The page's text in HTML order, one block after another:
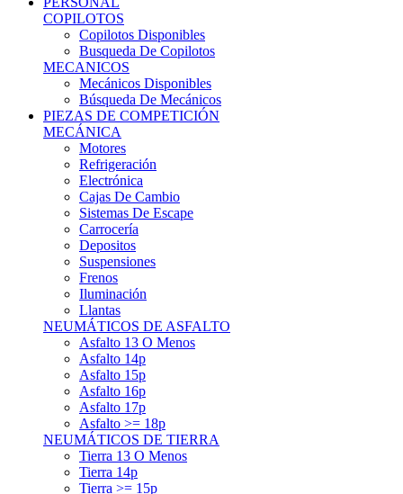
COPILOTOS
Copilotos Disponibles
Busqueda De Copilotos
MECANICOS
Mecánicos Disponibles
Búsqueda De Mecánicos
PIEZAS DE COMPETICIÓN
MECÁNICA
Motores
Refrigeración
Electrónica
Cajas De Cambio
Sistemas De Escape
Carrocería
Depositos
Suspensiones
Frenos
Iluminación
Llantas
NEUMÁTICOS DE ASFALTO
Asfalto 13 O Menos
Asfalto 14p
Asfalto 15p
Asfalto 16p
Asfalto 17p
Asfalto >= 18p
NEUMÁTICOS DE TIERRA
Tierra 13 O Menos
Tierra 14p
Tierra >= 15p